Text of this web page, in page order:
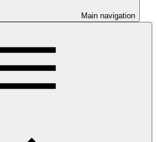
Main navigation